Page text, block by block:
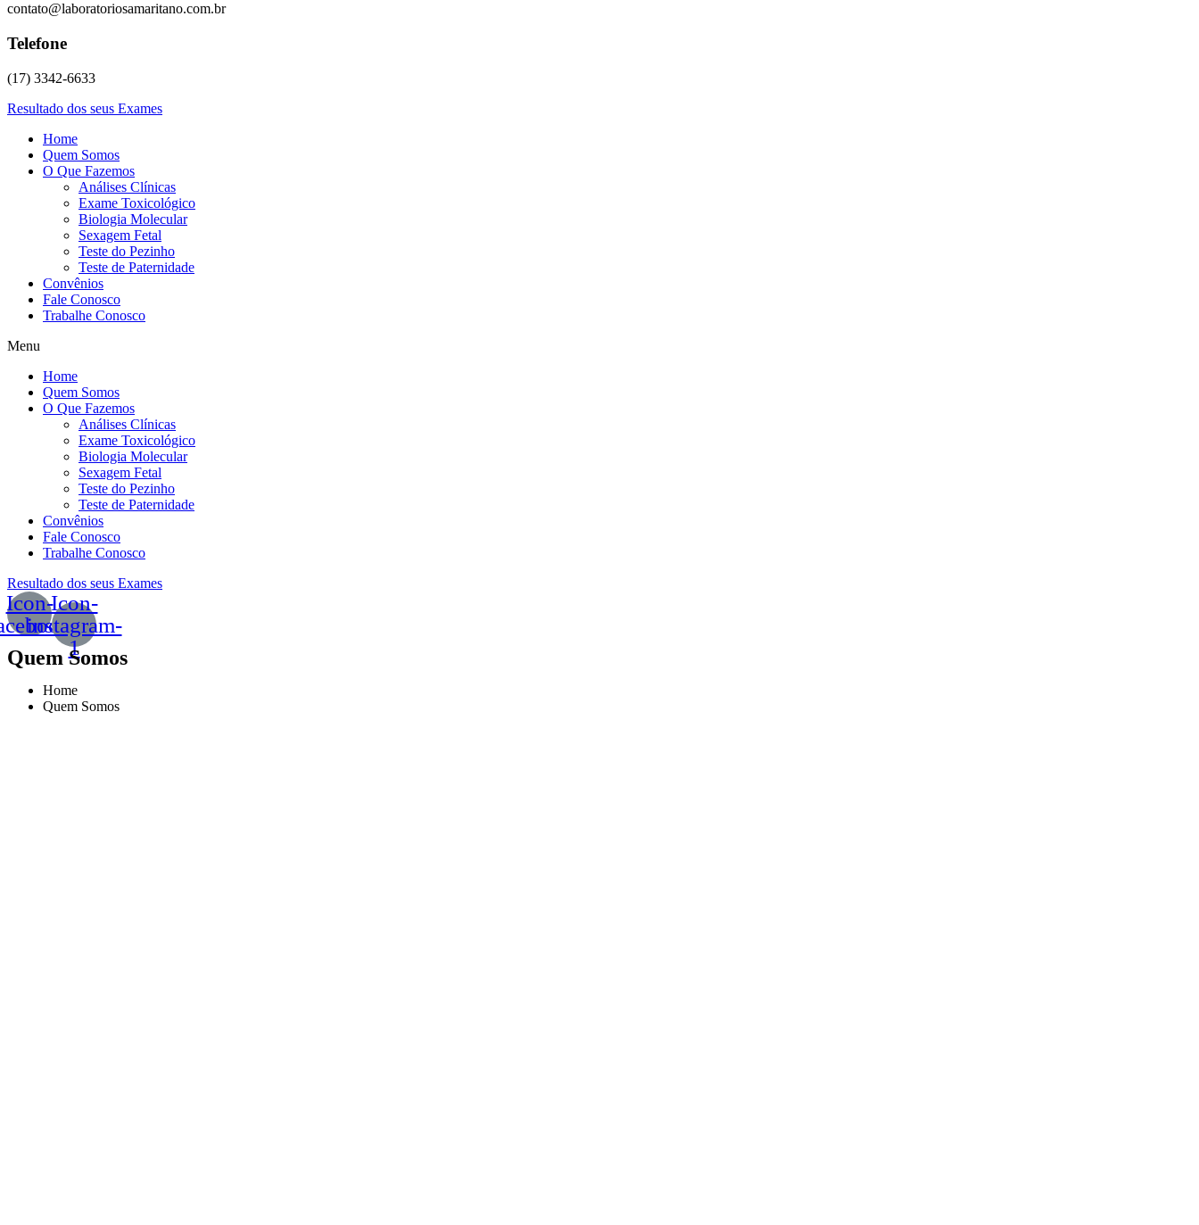
contato@laboratoriosamaritano.com.br
Telefone
(17) 3342-6633
Resultado dos seus Exames
Home
Quem Somos
O Que Fazemos
Análises Clínicas
Exame Toxicológico
Biologia Molecular
Sexagem Fetal
Teste do Pezinho
Teste de Paternidade
Convênios
Fale Conosco
Trabalhe Conosco
Menu
Home
Quem Somos
O Que Fazemos
Análises Clínicas
Exame Toxicológico
Biologia Molecular
Sexagem Fetal
Teste do Pezinho
Teste de Paternidade
Convênios
Fale Conosco
Trabalhe Conosco
Resultado dos seus Exames
Icon-Icon-
instagram-
1
Quem Somos
Home
Quem Somos